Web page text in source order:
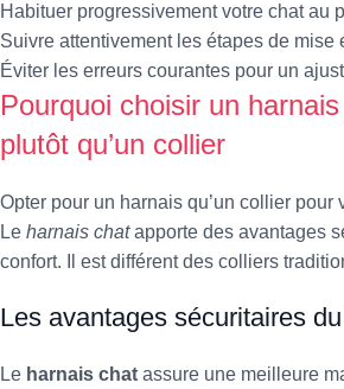
Habituer progressivement votre chat au
Suivre attentivement les étapes de mise
Éviter les erreurs courantes pour un
Pourquoi choisir un
plutôt qu’un collier
Opter pour un harnais qu’un collier pour
Le harnais chatapporte des avantages
confort. Il est différent des colliers
Les avantages sécuritaires
Le harnais chat assure une meilleure